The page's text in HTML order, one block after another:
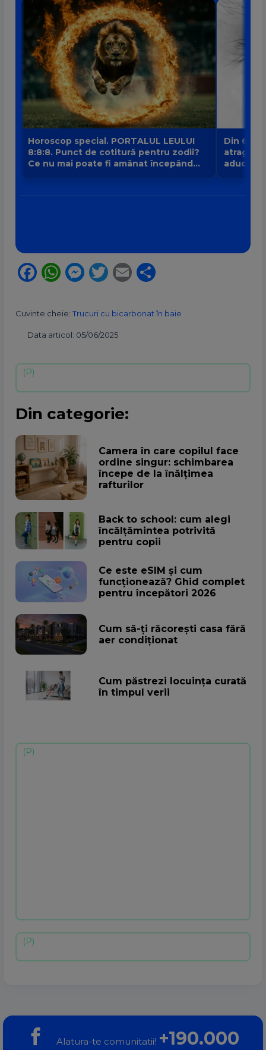
Horoscop special. PORTALUL LEULUI
8:8:8. Punct de cotitură pentru zodii?
Ce nu mai poate fi amânat începând
Din 6
atrage
aduce
Facebook
WhatsApp
Messenger
Twitter
Email
Cuvinte cheie: Trucuri cu bicarbonat în baie
Data articol: 05/06/2025
Din categorie:
Camera în care copilul face
ordine singur: schimbarea
începe de la înălțimea
rafturilor
Back to school: cum alegi
încălțămintea potrivită
pentru copii
Ce este eSIM și cum
funcționează? Ghid complet
pentru începători 2026
Cum să-ţi răcoreşti casa fără
aer condiţionat
Cum păstrezi locuința curată
în timpul verii
Alatura-te comunitatii! +190.000